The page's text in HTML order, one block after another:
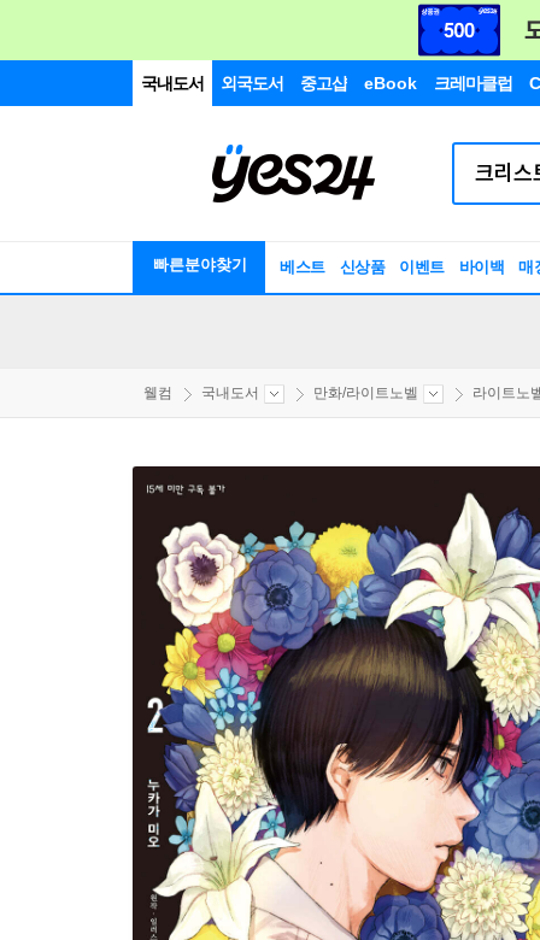
국내도서 외국도서 중고샵 eBook 크레마클럽
빠른분야찾기 베스트 신상품 이벤트 바이백 매
웰컴 국내도서 만화/라이트노벨 라이트노